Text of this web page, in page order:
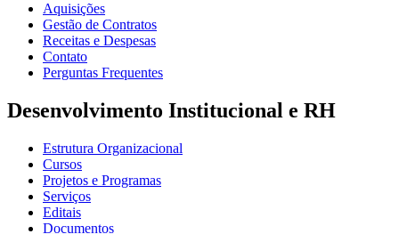
Aquisições
Gestão de Contratos
Receitas e Despesas
Contato
Perguntas Frequentes
Desenvolvimento Institucional e RH
Estrutura Organizacional
Cursos
Projetos e Programas
Serviços
Editais
Documentos